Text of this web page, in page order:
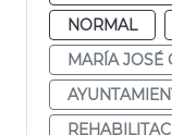
NORMAL
MARÍA JOSÉ